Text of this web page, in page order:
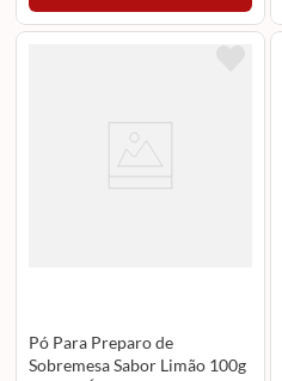
Pó Para Preparo de
Sobremesa Sabor Limão 100g